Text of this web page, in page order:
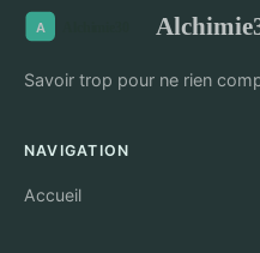
Savoir trop pour ne rien
NAVIGATION
Accueil